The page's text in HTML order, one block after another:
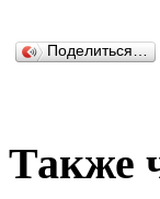
Поделиться…
Также